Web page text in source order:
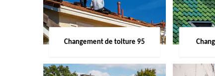
Changement de toiture 95